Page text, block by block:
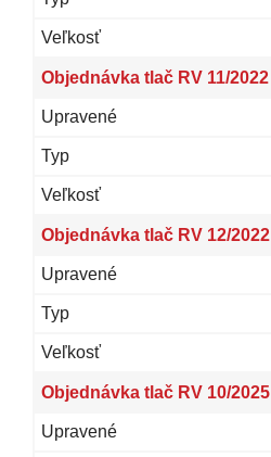
Objednávka tlač RV 11/2022
Objednávka tlač RV 12/2022
Objednávka tlač RV 10/2025